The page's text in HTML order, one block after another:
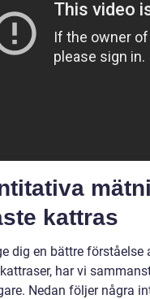
kattras
dig en bättre
har vi
Nedan följer några